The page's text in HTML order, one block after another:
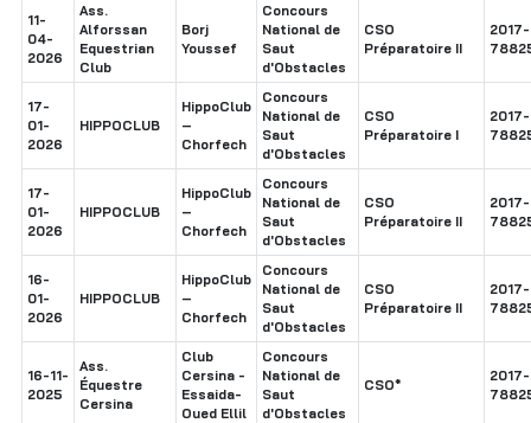
11-
04-
2026
Ass.
Alforssan
Equestrian
Club
Borj
Youssef
Concours
National de
Saut
d'Obstacles
CSO
Préparatoire II
2017-
17-
01-
2026
HIPPOCLUB
HippoClub
–
Chorfech
Concours
National de
Saut
d'Obstacles
CSO
Préparatoire I
2017-
17-
01-
2026
HIPPOCLUB
HippoClub
–
Chorfech
Concours
National de
Saut
d'Obstacles
CSO
Préparatoire II
2017-
16-
01-
2026
HIPPOCLUB
HippoClub
–
Chorfech
Concours
National de
Saut
d'Obstacles
CSO
Préparatoire II
2017-
16-11-
2025
Ass.
Équestre
Cersina
Club
Cersina -
Essaida-
Oued Ellil
Concours
National de
Saut
d'Obstacles
CSO*
2017-